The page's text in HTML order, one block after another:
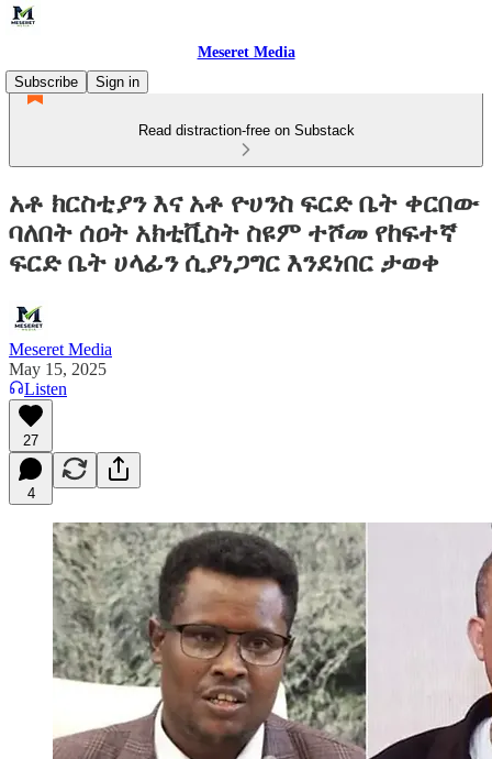
Meseret Media
Subscribe
Sign in
Read distraction-free on Substack
አቶ ክርስቲያን እና አቶ ዮሀንስ ፍርድ ቤት ቀርበው
ባለበት ሰዐት አክቲቪስት ስዩም ተሾመ የከፍተኛ
ፍርድ ቤት ሀላፊን ሲያነጋግር እንደነበር ታወቀ
Meseret Media
May 15, 2025
Listen
27
4